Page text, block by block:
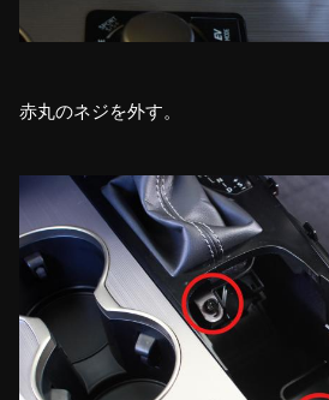
赤丸のネジを外す。